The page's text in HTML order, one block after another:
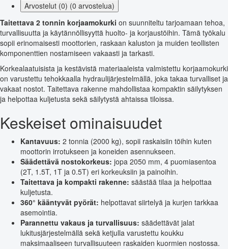
Arvostelut (0) (0 arvostelua)
Taitettava 2 tonnin korjaamokurki on suunniteltu tarjoamaan tehoa,
turvallisuutta ja käytännöllisyyttä huolto- ja korjaustöihin. Tämä työkalu
sopii erinomaisesti moottorien, raskaan kaluston ja muiden teollisten
komponenttien nostamiseen vakaasti ja tarkasti.
Korkealaatuisista ja kestävistä materiaaleista valmistettu korjaamokurki
on varustettu tehokkaalla hydraulijärjestelmällä, joka takaa turvalliset ja
vakaat nostot. Taitettava rakenne mahdollistaa kompaktin säilytyksen
ja helpottaa kuljetusta sekä säilytystä ahtaissa tiloissa.
Keskeiset ominaisuudet
Kantavuus: 2 tonnia (2000 kg), sopii raskaisiin töihin kuten
moottorin irrotukseen ja koneiden asennukseen.
Säädettävä nostokorkeus: jopa 2050 mm, 4 puomiasentoa
(2T, 1.5T, 1T ja 0.5T) eri korkeuksiin ja painoihin.
Taitettava ja kompakti rakenne: säästää tilaa ja helpottaa
kuljetusta.
360° kääntyvät pyörät: helpottavat siirtelyä ja kurjen tarkkaa
asemointia.
Parannettu vakaus ja turvallisuus: säädettävät jalat
lukitusjärjestelmällä sekä ketjulla varustettu koukku
maksimaaliseen turvallisuuteen raskaiden kuormien nostossa.